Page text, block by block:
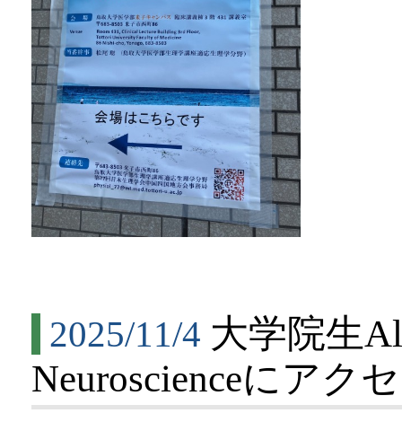
2025/11/4 大学院生
Neuroscienceにアク